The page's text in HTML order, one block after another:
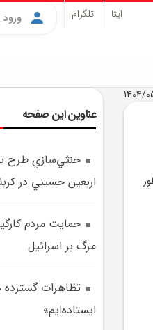
ایتا تلگرام
عناوین این صفحه
خنثي‌سازي طرح
اربعين حسيني در
حمايت مردم
مرگ بر اسرائيل
تظاهرات گسترده
ايستاده‌ايم»